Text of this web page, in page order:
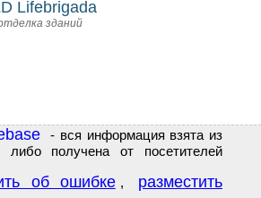
Lifebrigada
зданий
- вся информация взята из
либо получена от посетителей
об ошибке ,
разместить